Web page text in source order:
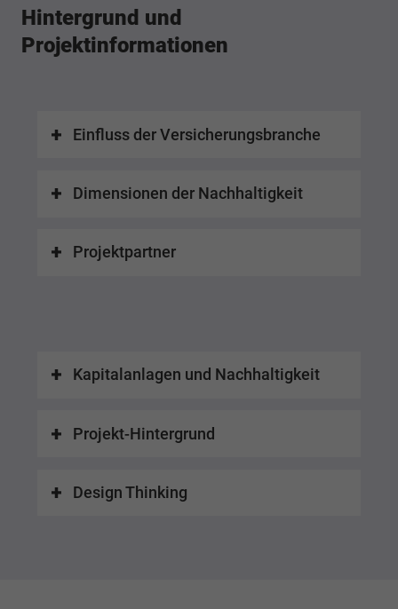
Hintergrund und
Projektinformationen
Einfluss der Versicherungsbranche
Dimensionen der Nachhaltigkeit
Projektpartner
Kapitalanlagen und Nachhaltigkeit
Projekt-Hintergrund
Design Thinking